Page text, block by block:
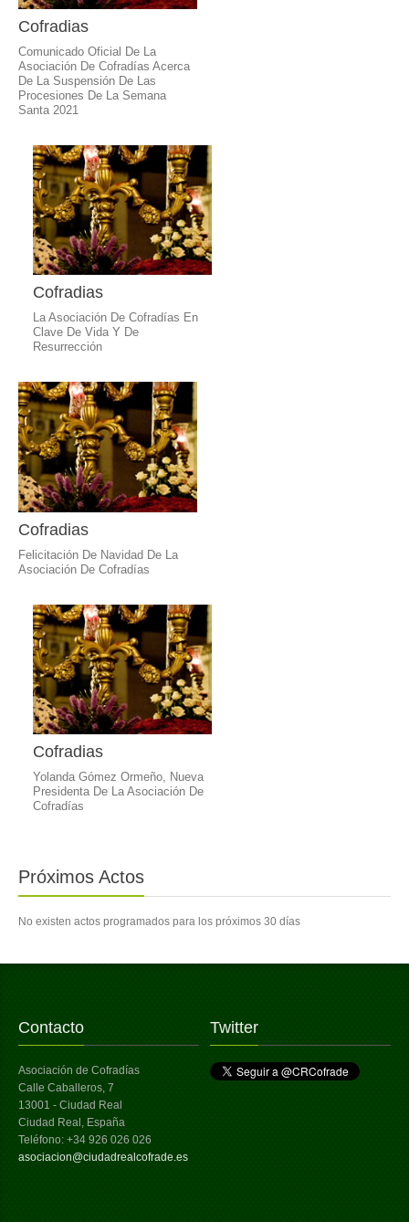
Cofradias
Comunicado Oficial De La
Asociación De Cofradías Acerca
De La Suspensión De Las
Procesiones De La Semana
Santa 2021
Cofradias
La Asociación De Cofradías En
Clave De Vida Y De
Resurrección
Cofradias
Felicitación De Navidad De La
Asociación De Cofradías
Cofradias
Yolanda Gómez Ormeño, Nueva
Presidenta De La Asociación De
Cofradías
Próximos Actos
No existen actos programados para los próximos 30 días
Contacto
Asociación de Cofradías
Calle Caballeros, 7
13001 - Ciudad Real
Ciudad Real, España
Teléfono: +34 926 026 026
asociacion@ciudadrealcofrade.es
Twitter